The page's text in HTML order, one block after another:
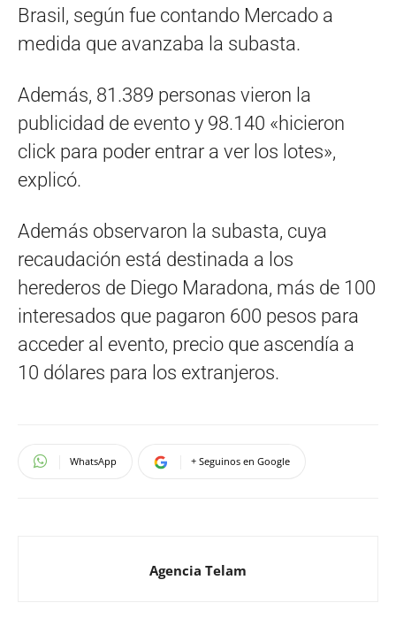
Brasil, según fue contando Mercado a
medida que avanzaba la subasta.
Además, 81.389 personas vieron la
publicidad de evento y 98.140 «hicieron
click para poder entrar a ver los lotes»,
explicó.
Además observaron la subasta, cuya
recaudación está destinada a los
herederos de Diego Maradona, más de 100
interesados que pagaron 600 pesos para
acceder al evento, precio que ascendía a
10 dólares para los extranjeros.
WhatsApp + Seguinos en Google
Agencia Telam